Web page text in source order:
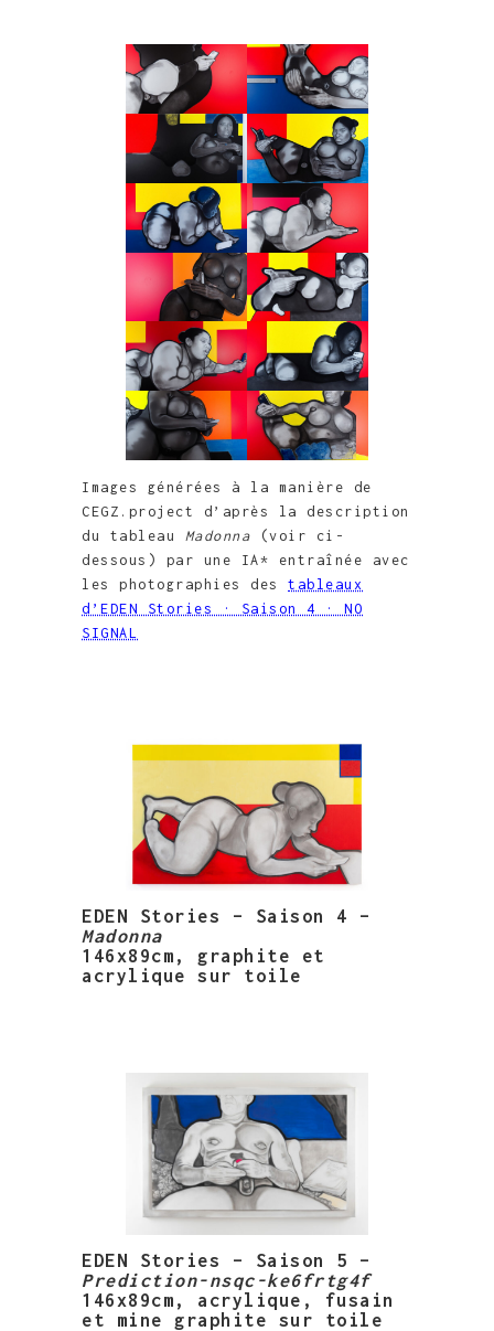
Images générées à la manière de
CEGZ.project d’après la description
du tableau Madonna (voir ci-
dessous) par une IA* entraînée avec
les photographies des tableaux
d’EDEN Stories · Saison 4 · NO
SIGNAL
EDEN Stories – Saison 4 –
Madonna
146x89cm, graphite et
acrylique sur toile
EDEN Stories – Saison 5 –
Prediction-nsqc-ke6frtg4f
146x89cm, acrylique, fusain
et mine graphite sur toile